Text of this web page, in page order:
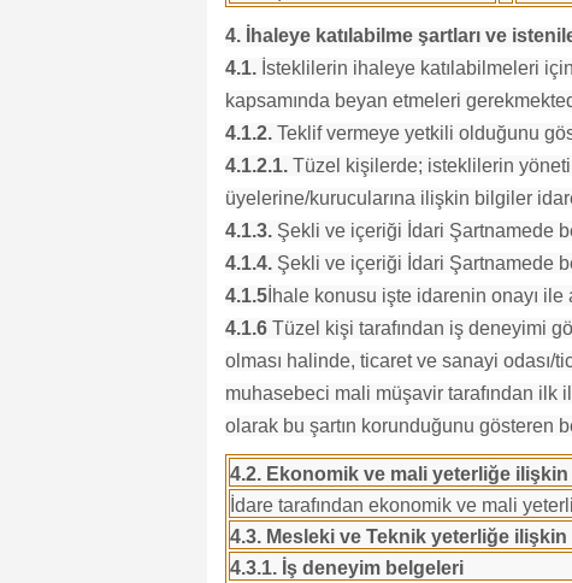
4. İhaleye katılabilme şartları ve
4.1. İsteklilerin ihaleye katılabilmeleri
kapsamında beyan etmeleri
4.1.2. Teklif vermeye yetkili olduğunu
4.1.2.1. Tüzel kişilerde; isteklilerin
üyelerine/kurucularına ilişkin bilgiler
4.1.3. Şekli ve içeriği İdari Şartnamede
4.1.4. Şekli ve içeriği İdari Şartnamede
4.1.5 İhale konusu işte idarenin onayı ile
4.1.6 Tüzel kişi tarafından iş deneyimi
olması halinde, ticaret ve sanayi odası/
muhasebeci mali müşavir tarafından ilk
olarak bu şartın korunduğunu gösteren
4.2. Ekonomik ve mali yeterliğe
İdare tarafından ekonomik ve mali
4.3. Mesleki ve Teknik yeterliğe
4.3.1. İş deneyim belgeleri